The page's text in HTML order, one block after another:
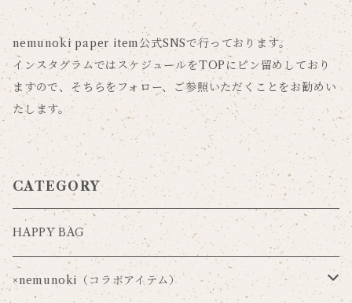
nemunoki paper item公式SNSで行っております。
インスタグラムではスケジュールをTOPにピン留めしており
ますので、そちらをフォロー、ご参照いただくことをお勧めい
たします。
CATEGORY
HAPPY BAG
×nemunoki（コラボアイテム）